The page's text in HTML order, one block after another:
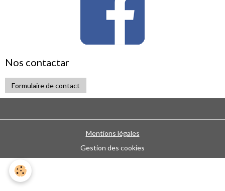
Nos contactar
Formulaire de contact
Mentions légales
Gestion des cookies